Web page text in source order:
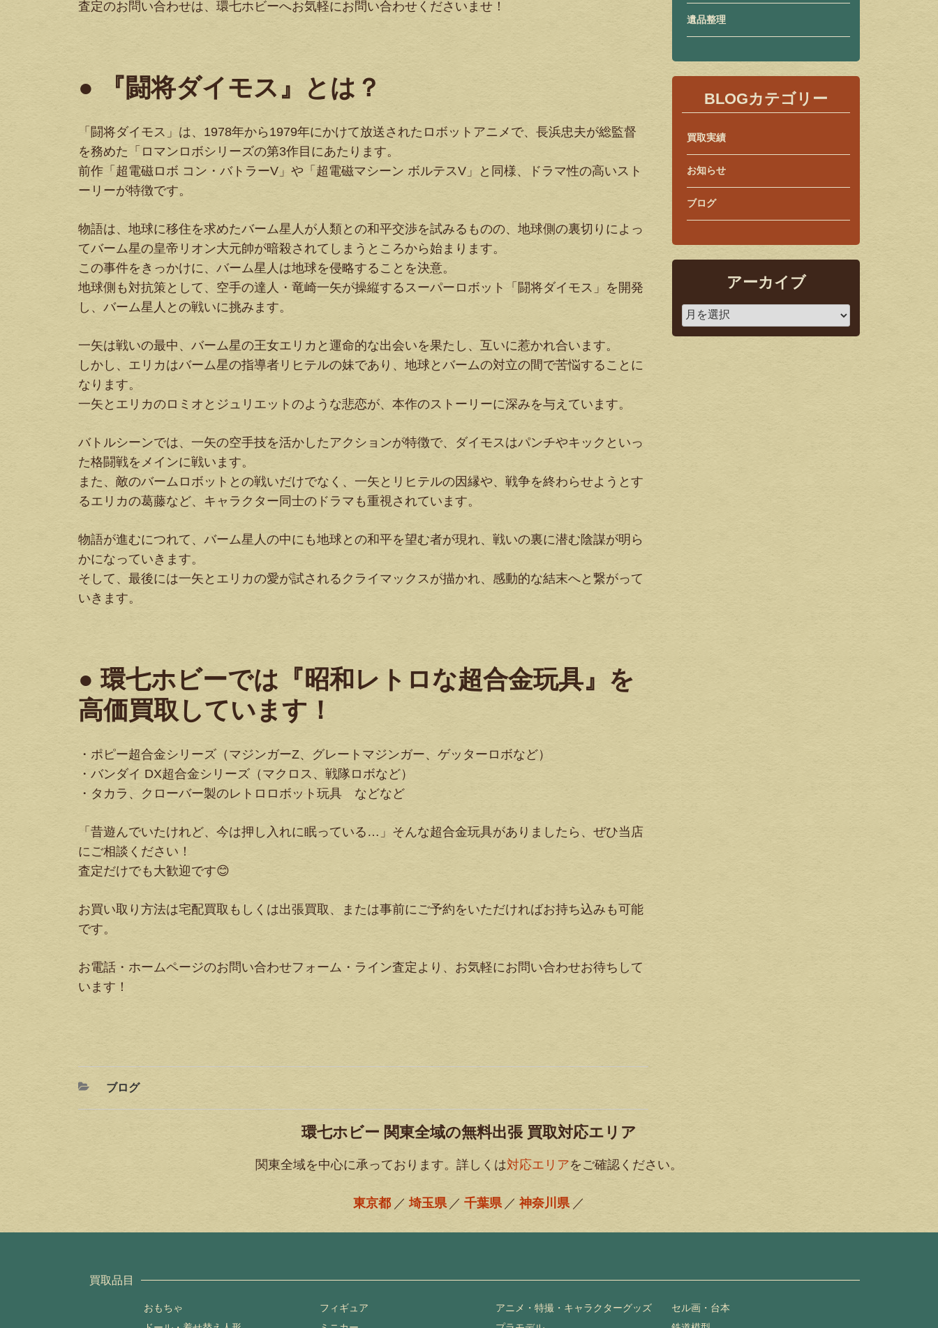
査定のお問い合わせは、環七ホビーへお気軽にお問い合わせくださいませ！
● 『闘将ダイモス』とは？
「闘将ダイモス」は、1978年から1979年にかけて放送されたロボットアニメで、長浜忠夫が総監督
を務めた「ロマンロボシリーズの第3作目にあたります。
前作「超電磁ロボ コン・バトラーV」や「超電磁マシーン ボルテスV」と同様、ドラマ性の高いスト
ーリーが特徴です。
物語は、地球に移住を求めたバーム星人が人類との和平交渉を試みるものの、地球側の裏切りによっ
てバーム星の皇帝リオン大元帥が暗殺されてしまうところから始まります。
この事件をきっかけに、バーム星人は地球を侵略することを決意。
地球側も対抗策として、空手の達人・竜崎一矢が操縦するスーパーロボット「闘将ダイモス」を開発
し、バーム星人との戦いに挑みます。
一矢は戦いの最中、バーム星の王女エリカと運命的な出会いを果たし、互いに惹かれ合います。
しかし、エリカはバーム星の指導者リヒテルの妹であり、地球とバームの対立の間で苦悩することに
なります。
一矢とエリカのロミオとジュリエットのような悲恋が、本作のストーリーに深みを与えています。
バトルシーンでは、一矢の空手技を活かしたアクションが特徴で、ダイモスはパンチやキックといっ
た格闘戦をメインに戦います。
また、敵のバームロボットとの戦いだけでなく、一矢とリヒテルの因縁や、戦争を終わらせようとす
るエリカの葛藤など、キャラクター同士のドラマも重視されています。
物語が進むにつれて、バーム星人の中にも地球との和平を望む者が現れ、戦いの裏に潜む陰謀が明ら
かになっていきます。
そして、最後には一矢とエリカの愛が試されるクライマックスが描かれ、感動的な結末へと繋がって
いきます。
● 環七ホビーでは『昭和レトロな超合金玩具』を
高価買取しています！
・ポピー超合金シリーズ（マジンガーZ、グレートマジンガー、ゲッターロボなど）
・バンダイ DX超合金シリーズ（マクロス、戦隊ロボなど）
・タカラ、クローバー製のレトロロボット玩具 などなど
「昔遊んでいたけれど、今は押し入れに眠っている…」そんな超合金玩具がありましたら、ぜひ当店
にご相談ください！
査定だけでも大歓迎です😊
お買い取り方法は宅配買取もしくは出張買取、または事前にご予約をいただければお持ち込みも可能
です。
お電話・ホームページのお問い合わせフォーム・ライン査定より、お気軽にお問い合わせお待ちして
います！
ブログ
遺品整理
BLOGカテゴリー
買取実績
お知らせ
ブログ
アーカイブ
環七ホビー 関東全域の無料出張 買取対応エリア
関東全域を中心に承っております。詳しくは対応エリアをご確認ください。
東京都 埼玉県 千葉県 神奈川県
買取品目
おもちゃ フィギュア アニメ・特撮・キャラクターグッズ
セル画・台本